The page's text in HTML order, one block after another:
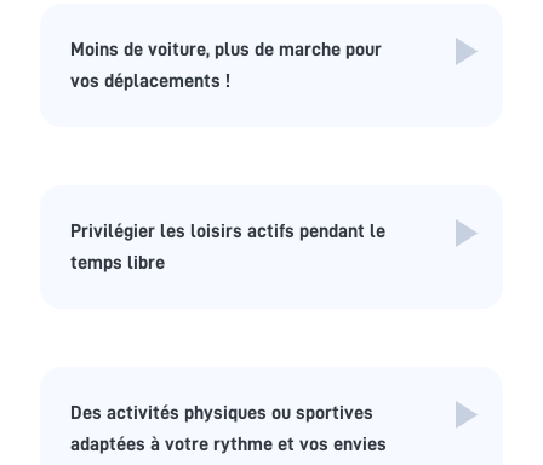
Moins de voiture, plus de marche pour
vos déplacements !
Privilégier les loisirs actifs pendant le
temps libre
Des activités physiques ou sportives
adaptées à votre rythme et vos envies